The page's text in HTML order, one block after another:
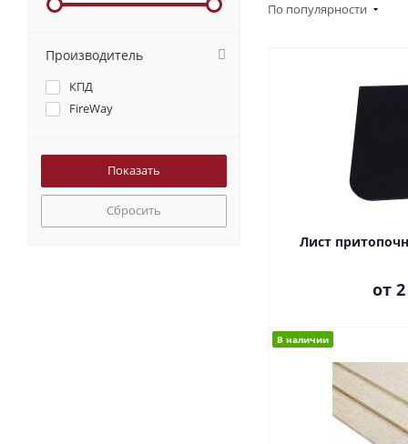
По популярности
Лист
от
В наличии
Производитель
КПД
FireWay
Сбросить